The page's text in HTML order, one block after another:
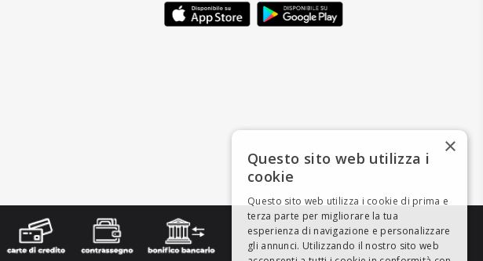
×
Questo sito web utilizza i
cookie
Questo sito web utilizza i cookie di prima e
terza parte per migliorare la tua
esperienza di navigazione e personalizzare
gli annunci. Utilizzando il nostro sito web